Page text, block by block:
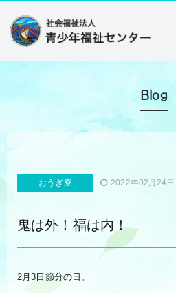
Blog
おうぎ寮 2022年02月24日
鬼は外！福は内！
2月3日節分の日。